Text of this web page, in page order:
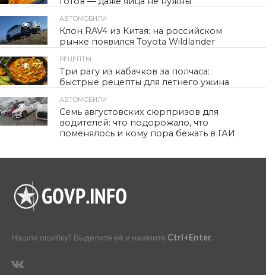
94
АВТОМОБИЛИ
Клон RAV4 из Китая: на российском
рынке появился Toyota Wildlander
77
РЕЦЕПТЫ
Три рагу из кабачков за полчаса:
быстрые рецепты для летнего ужина
428
АВТОМОБИЛИ
Семь августовских сюрпризов для
водителей: что подорожало, что
поменялось и кому пора бежать в ГАИ
Нашли ошибку? Выделите её и нажмите Ctrl+Enter.